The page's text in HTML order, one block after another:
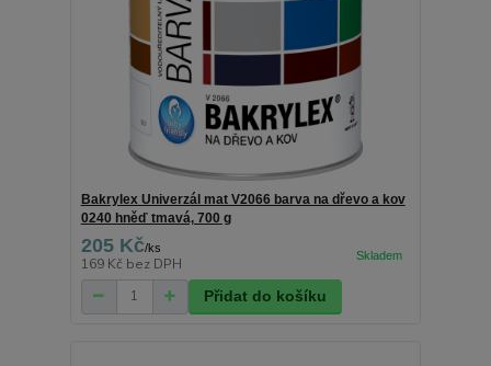
Bakrylex Univerzál mat V2066 barva na dřevo a kov
0240 hněď tmavá, 700 g
205 Kč/ks
169 Kč bez DPH
Přidat do košíku